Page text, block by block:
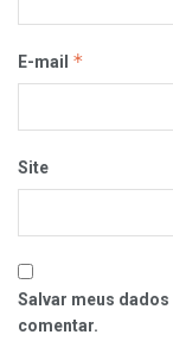
E-mail *
Site
Salvar meus
comentar.